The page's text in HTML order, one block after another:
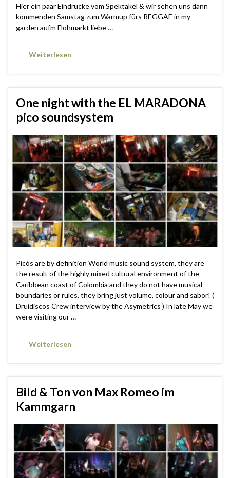
Hier ein paar Eindrücke vom Spektakel & wir sehen uns dann
kommenden Samstag zum Warmup fürs REGGAE in my
garden aufm Flohmarkt liebe …
Weiterlesen
One night with the EL MARADONA
pico soundsystem
Picós are by definition World music sound system, they are
the result of the highly mixed cultural environment of the
Caribbean coast of Colombia and they do not have musical
boundaries or rules, they bring just volume, colour and sabor! (
Druidiscos Crew interview by the Asymetrics ) In late May we
were visiting our …
Weiterlesen
Bild & Ton von Max Romeo im
Kammgarn